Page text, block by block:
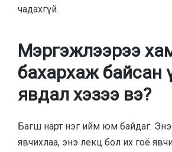
чадахгүй.
Мэргэжлээрээ
бахархаж байсан
явдал хэзээ вэ?
Багш нарт нэг ийм юм байдаг.
явчихлаа, энэ лекц бол их гоё